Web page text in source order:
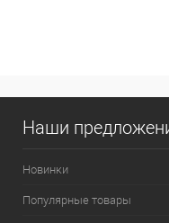
Наши
Новинки
Популярные товары